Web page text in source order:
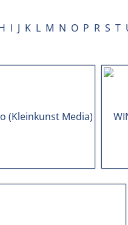
I J K L M N O P R S T